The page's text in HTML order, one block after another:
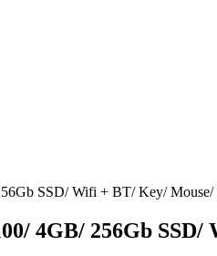
SSD/ Wifi + BT/ Key/
4GB/ 256Gb